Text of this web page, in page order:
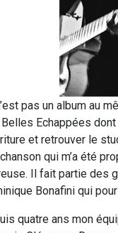
pas un album au
Echappées
et retrouver le
qui m’a été
Il fait partie des
Bonafini qui
quatre ans mon